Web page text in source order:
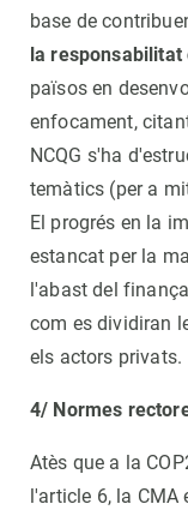
base de
la
països en
enfocament,
NCQG s'ha
temàtics (per a
El progrés en la
estancat per la
l'abast del
com es dividiran
els actors privats.
4/ Normes
Atès que a la
l'article 6, la CMA